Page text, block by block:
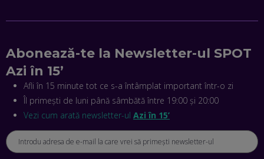
DISPECERAT AUTOMAT DE PE PIAȚĂ! CUM POATE
REVOLUȚIONA LIVRĂRILE RAPIDE, DIN ROMÂNIA PÂNĂ ÎN
ASIA
EP. 43
MAI MEARGĂ PREA MULT CU MANȚOGĂRII! DACĂ NU NE
RESPECTĂM OBLIGAȚIILE EUROPENE, VOM AVEA
PROBLEME
Abonează-te la Newsletter-ul SPOT
Azi în 15’
Afli în 15 minute tot ce s-a întâmplat important într-o zi
Îl primești de luni până sâmbătă între 19:00 și 20:00
Vezi cum arată newsletter-ul Azi în 15’